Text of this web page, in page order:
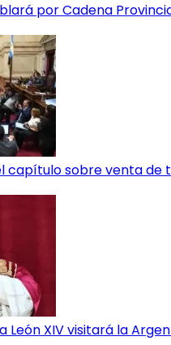
por Cadena
capítulo sobre venta de
León XIV visitará la